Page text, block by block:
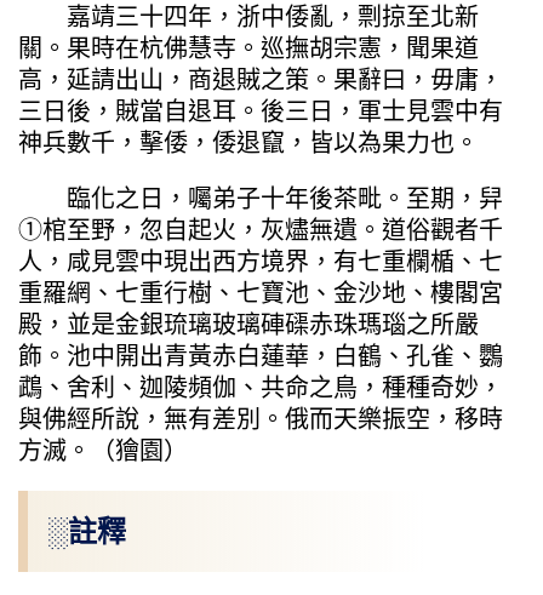
嘉靖三十四年，浙中倭亂，剽掠至北新
關。果時在杭佛慧寺。巡撫胡宗憲，聞果道
高，延請出山，商退賊之策。果辭曰，毋庸，
三日後，賊當自退耳。後三日，軍士見雲中有
神兵數千，擊倭，倭退竄，皆以為果力也。
臨化之日，囑弟子十年後茶毗。至期，舁
①棺至野，忽自起火，灰燼無遺。道俗觀者千
人，咸見雲中現出西方境界，有七重欄楯、七
重羅網、七重行樹、七寶池、金沙地、樓閣宮
殿，並是金銀琉璃玻璃硨磲赤珠瑪瑙之所嚴
飾。池中開出青黃赤白蓮華，白鶴、孔雀、鸚
鵡、舍利、迦陵頻伽、共命之鳥，種種奇妙，
與佛經所說，無有差別。俄而天樂振空，移時
方滅。（獪園）
░註釋